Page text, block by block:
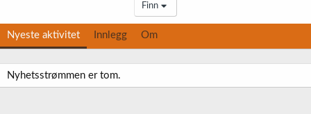
Finn
Nyeste aktivitet Innlegg Om
Nyhetsstrømmen er tom.